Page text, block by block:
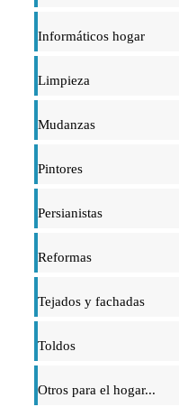
Informáticos hogar
Limpieza
Mudanzas
Pintores
Persianistas
Reformas
Tejados y fachadas
Toldos
Otros para el hogar...